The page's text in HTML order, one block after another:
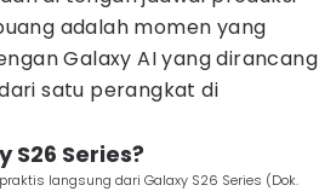
adalah momen yang
Galaxy AI yang dirancang
satu perangkat di
S26 Series?
langsung dari Galaxy S26 Series (Dok.